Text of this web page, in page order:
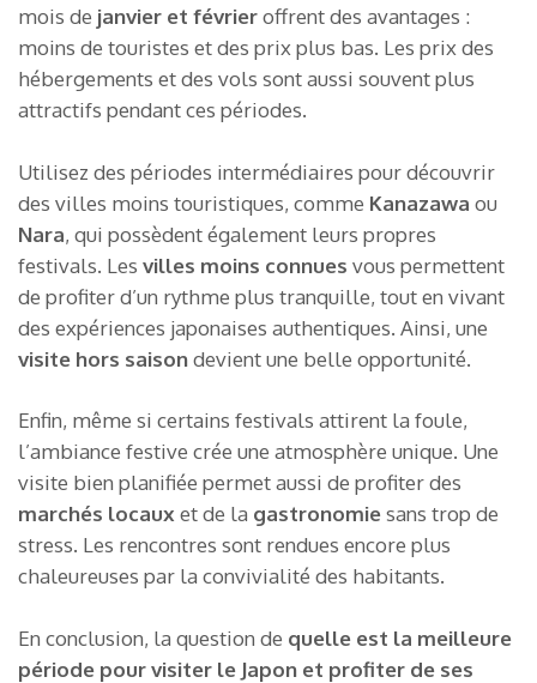
mois de janvier et févrieroffrent des avantages :
moins de touristes et des prix plus bas. Les prix des
hébergements et des vols sont aussi souvent plus
attractifs pendant ces périodes.
Utilisez des périodes intermédiaires pour découvrir
des villes moins touristiques, comme Kanazawa ou
Nara, qui possèdent également leurs propres
festivals. Les villes moins connues vous permettent
de profiter d’un rythme plus tranquille, tout en vivant
des expériences japonaises authentiques. Ainsi, une
visite hors saisondevient une belle opportunité.
Enfin, même si certains festivals attirent la foule,
l’ambiance festive crée une atmosphère unique. Une
visite bien planifiée permet aussi de profiter des
marchés locaux et de la gastronomiesans trop de
stress. Les rencontres sont rendues encore plus
chaleureuses par la convivialité des habitants.
En conclusion, la question de quelle est la meilleure
période pour visiter le Japon et profiter de ses